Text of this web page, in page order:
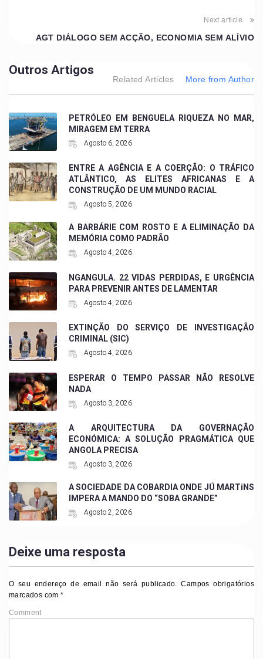
Next article
AGT DIÁLOGO SEM ACÇÃO, ECONOMIA SEM ALÍVIO
Outros Artigos
Related Articles More from Author
PETRÓLEO EM BENGUELA RIQUEZA NO MAR,
MIRAGEM EM TERRA
Agosto 6, 2026
ENTRE A AGÊNCIA E A COERÇÃO: O TRÁFICO
ATLÂNTICO, AS ELITES AFRICANAS E A
CONSTRUÇÃO DE UM MUNDO RACIAL
Agosto 5, 2026
A BARBÁRIE COM ROSTO E A ELIMINAÇÃO DA
MEMÓRIA COMO PADRÃO
Agosto 4, 2026
NGANGULA. 22 VIDAS PERDIDAS, E URGÊNCIA
PARA PREVENIR ANTES DE LAMENTAR
Agosto 4, 2026
EXTINÇÃO DO SERVIÇO DE INVESTIGAÇÃO
CRIMINAL (SIC)
Agosto 4, 2026
ESPERAR O TEMPO PASSAR NÃO RESOLVE
NADA
Agosto 3, 2026
A ARQUITECTURA DA GOVERNAÇÃO
ECONÓMICA: A SOLUÇÃO PRAGMÁTICA QUE
ANGOLA PRECISA
Agosto 3, 2026
A SOCIEDADE DA COBARDIA ONDE JÚ MARTiNS
IMPERA A MANDO DO “SOBA GRANDE”
Agosto 2, 2026
Deixe uma resposta
O seu endereço de email não será publicado. Campos obrigatórios
marcados com*
Comment